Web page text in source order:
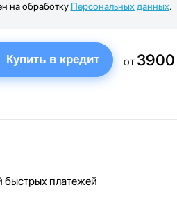
на обработку Персональных данных.
Купить в кредит от 3900
быстрых платежей